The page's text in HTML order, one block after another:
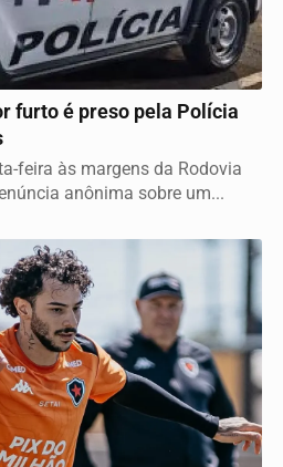
furto é preso pela Polícia
feira às margens da Rodovia
anônima sobre um...